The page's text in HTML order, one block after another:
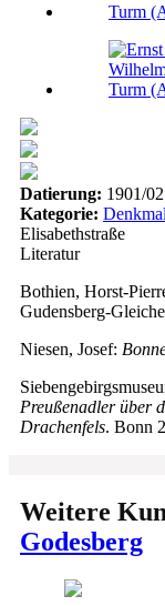
Datierung: 1901/02
Kategorie: Denkmal
Elisabethstraße
Literatur
Bothien, Horst-
Gudensberg-
Niesen, Josef:
Preußenadler über
Drachenfels. Bonn
Weitere
Godesberg